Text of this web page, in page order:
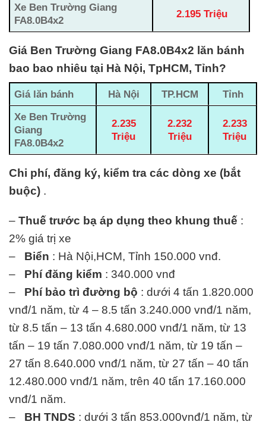
Xe Ben Trường Giang
FA8.0B4x2
2.195 Triệu
Giá Ben Trường Giang FA8.0B4x2 lăn bánh
bao bao nhiêu tại Hà Nội, TpHCM, Tỉnh?
Giá lăn bánh Hà Nội TP.HCM
Tỉnh
Xe Ben Trường
Giang
FA8.0B4x2
2.235
Triệu
2.232
Triệu
2.233
Triệu
Chi phí, đăng ký, kiểm tra các dòng xe (bắt
buộc) .
– Thuế trước bạ áp dụng theo khung thuế :
2% giá trị xe
– Biển : Hà Nội,HCM, Tỉnh 150.000 vnđ.
– Phí đăng kiểm : 340.000 vnđ
– Phí bảo trì đường bộ : dưới 4 tấn 1.820.000
vnđ/1 năm, từ 4 – 8.5 tấn 3.240.000 vnđ/1 năm,
từ 8.5 tấn – 13 tấn 4.680.000 vnđ/1 năm, từ 13
tấn – 19 tấn 7.080.000 vnđ/1 năm, từ 19 tấn –
27 tấn 8.640.000 vnđ/1 năm, từ 27 tấn – 40 tấn
12.480.000 vnđ/1 năm, trên 40 tấn 17.160.000
vnđ/1 năm.
– BH TNDS : dưới 3 tấn 853.000vnđ/1 năm, từ